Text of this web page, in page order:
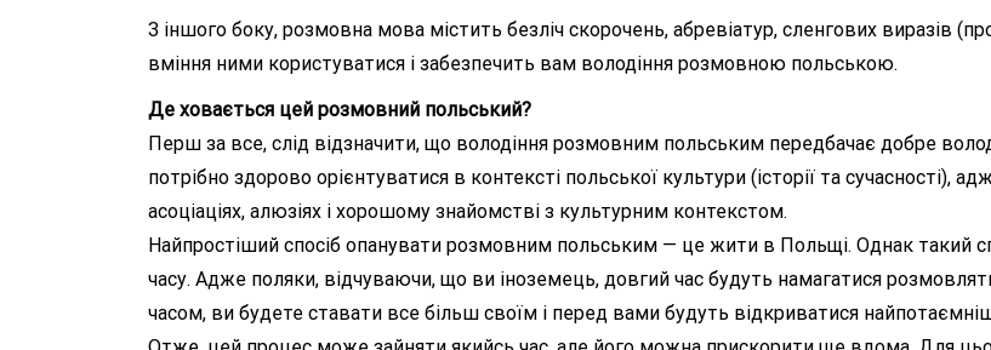
З іншого боку, розмовна мова містить безліч скорочень, абревіатур, сленгових виразів
вміння ними користуватися і забезпечить вам володіння розмовною польською.
Де ховається цей розмовний польський?
Перш за все, слід відзначити, що володіння розмовним польським передбачає добре
потрібно здорово орієнтуватися в контексті польської культури (історії та сучасності),
асоціаціях, алюзіях і хорошому знайомстві з культурним контекстом.
Найпростіший спосіб опанувати розмовним польським — це жити в Польщі. Однак такий
часу. Адже поляки, відчуваючи, що ви іноземець, довгий час будуть намагатися
часом, ви будете ставати все більш своїм і перед вами будуть відкриватися